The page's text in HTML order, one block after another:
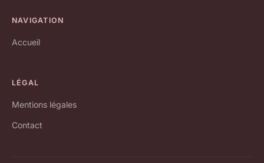
NAVIGATION
Accueil
LÉGAL
Mentions légales
Contact